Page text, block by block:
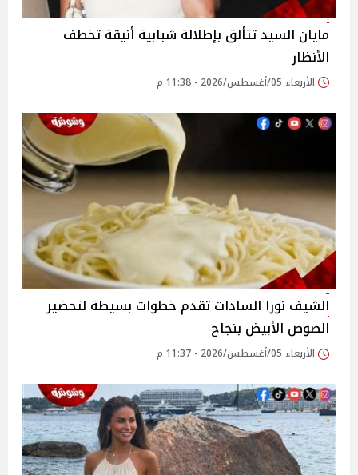
مايان السيد تتألق بإطلالة شبابية أنيقة تخطف
الأنظار
الأربعاء 05/أغسطس/2026 - 11:38 م
الشيف نورا السادات تقدم خطوات بسيطة لتحضير
الصوص الأبيض بنجاح
الأربعاء 05/أغسطس/2026 - 11:37 م